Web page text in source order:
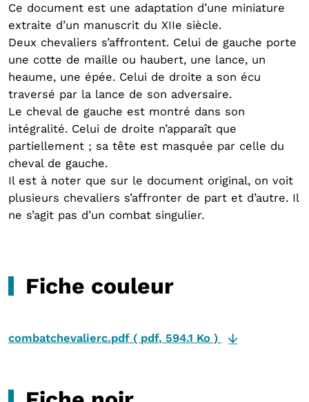
Ce document est une adaptation d’une miniature
extraite d’un manuscrit du XIIe siècle.
Deux chevaliers s’affrontent. Celui de gauche porte
une cotte de maille ou haubert, une lance, un
heaume, une épée. Celui de droite a son écu
traversé par la lance de son adversaire.
Le cheval de gauche est montré dans son
intégralité. Celui de droite n’apparaît que
partiellement ; sa tête est masquée par celle du
cheval de gauche.
Il est à noter que sur le document original, on voit
plusieurs chevaliers s’affronter de part et d’autre. Il
ne s’agit pas d’un combat singulier.
Fiche couleur
combatchevalierc.pdf ( pdf, 594.1 Ko )